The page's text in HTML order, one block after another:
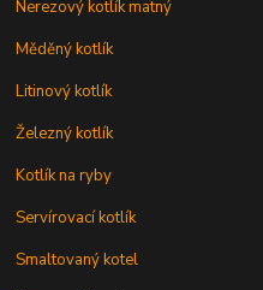
Nerezový kotlík matný
Měděný kotlík
Litinový kotlík
Železný kotlík
Kotlík na ryby
Servírovací kotlík
Smaltovaný kotel